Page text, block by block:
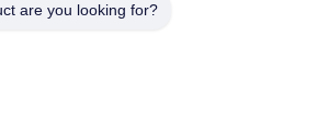
are you looking for?